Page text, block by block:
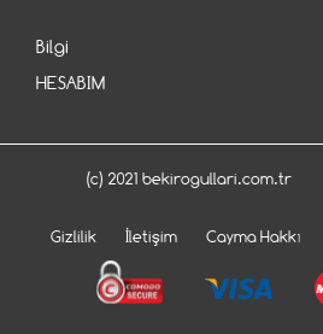
Bilgi
HESABIM
(c) 2021 bekirogullari.com.tr
Gizlilik İletişim Cayma Hakkı